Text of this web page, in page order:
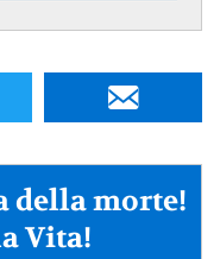
della morte!
Vita!